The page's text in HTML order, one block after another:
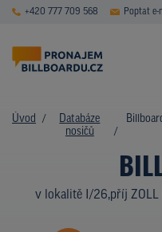
+420 777 709 568 Poptat e-
Úvod
Databáze
nosičů
v lokalitě I/26,příj ZOLL